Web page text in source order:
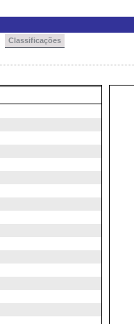
Classificações